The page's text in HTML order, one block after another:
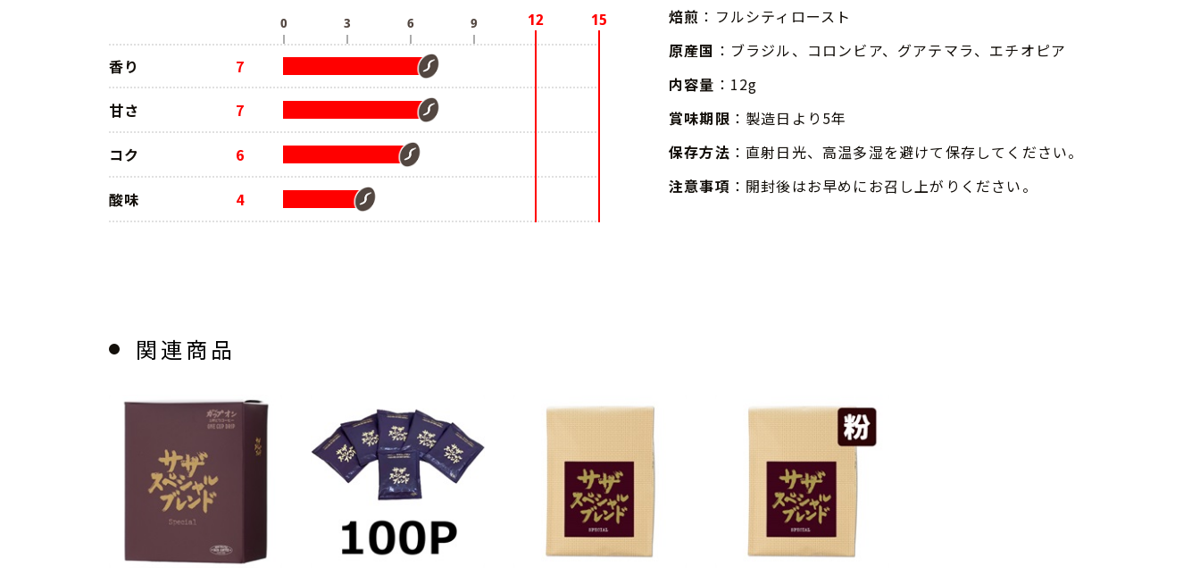
香り 7
甘さ 7
コク 6
酸味 4
焙煎 ：フルシティロースト
原産国 ：ブラジル、コロンビア、グアテマラ、エチオピア
内容量 ：12g
賞味期限 ：製造日より5年
保存方法 ：直射日光、高温多湿を避けて保存してください。
注意事項 ：開封後はお早めにお召し上がりください。
関連商品